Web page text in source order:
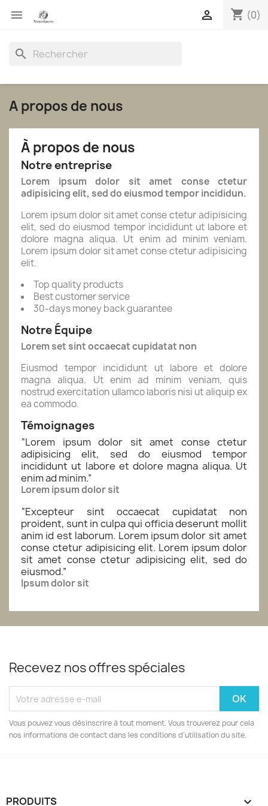
 shopping_cart (0)

search
A propos de nous
À propos de nous
Notre entreprise
Lorem ipsum dolor sit amet conse ctetur
adipisicing elit, sed do eiusmod tempor incididun.
Lorem ipsum dolor sit amet conse ctetur adipisicing
elit, sed do eiusmod tempor incididunt ut labore et
dolore magna aliqua. Ut enim ad minim veniam.
Lorem ipsum dolor sit amet conse ctetur adipisicing
elit.
Top quality products
Best customer service
30-days money back guarantee
Notre Équipe
Lorem set sint occaecat cupidatat non
Eiusmod tempor incididunt ut labore et dolore
magna aliqua. Ut enim ad minim veniam, quis
nostrud exercitation ullamco laboris nisi ut aliquip ex
ea commodo.
Témoignages
“Lorem ipsum dolor sit amet conse ctetur
adipisicing elit, sed do eiusmod tempor
incididunt ut labore et dolore magna aliqua. Ut
enim ad minim.”
Lorem ipsum dolor sit
“Excepteur sint occaecat cupidatat non
proident, sunt in culpa qui officia deserunt mollit
anim id est laborum. Lorem ipsum dolor sit amet
conse ctetur adipisicing elit. Lorem ipsum dolor
sit amet conse ctetur adipisicing elit, sed do
eiusmod.”
Ipsum dolor sit
Recevez nos offres spéciales
Vous pouvez vous désinscrire à tout moment. Vous trouverez pour cela
nos informations de contact dans les conditions d'utilisation du site.
PRODUITS 